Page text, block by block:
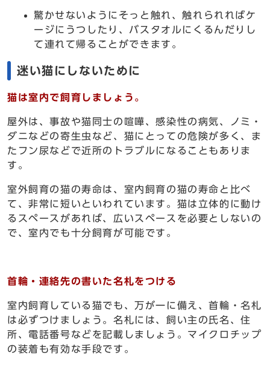
驚かせないようにそっと触れ、触れられればケ
ージにうつしたり、バスタオルにくるんだりし
て連れて帰ることができます。
迷い猫にしないために
猫は室内で飼育しましょう。
屋外は、事故や猫同士の喧嘩、感染性の病気、ノミ・
ダニなどの寄生虫など、猫にとっての危険が多く、ま
たフン尿などで近所のトラブルになることもありま
す。
室外飼育の猫の寿命は、室内飼育の猫の寿命と比べ
て、非常に短いといわれています。猫は立体的に動け
るスペースがあれば、広いスペースを必要としないの
で、室内でも十分飼育が可能です。
首輪・連絡先の書いた名札をつける
室内飼育している猫でも、万が一に備え、首輪・名札
は必ずつけましょう。名札には、飼い主の氏名、住
所、電話番号などを記載しましょう。マイクロチップ
の装着も有効な手段です。